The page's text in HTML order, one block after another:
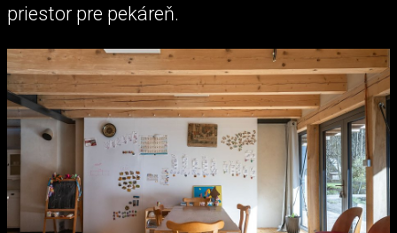
priestor pre pekáreň.